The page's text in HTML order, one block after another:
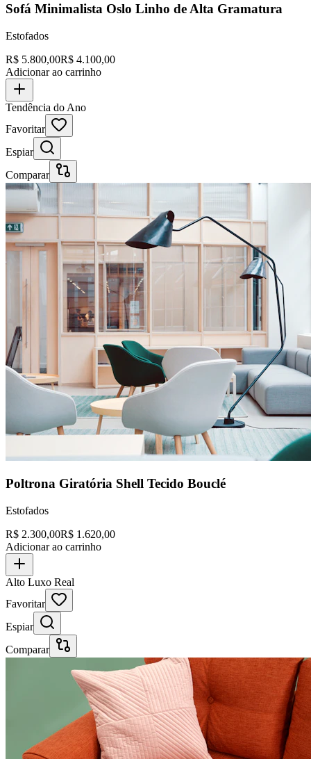
Sofá Minimalista Oslo Linho de Alta Gramatura
Estofados
R$ 5.800,00R$ 4.100,00
Adicionar ao carrinho
Tendência do Ano
Favoritar
Espiar
Comparar
Poltrona Giratória Shell Tecido Bouclé
Estofados
R$ 2.300,00R$ 1.620,00
Adicionar ao carrinho
Alto Luxo Real
Favoritar
Espiar
Comparar